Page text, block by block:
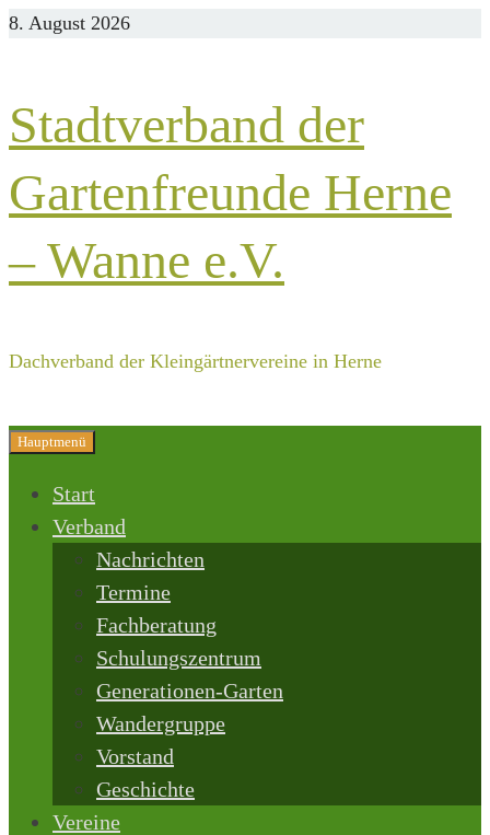
Zurück
8. August 2026
Stadtverband der
Gartenfreunde Herne
– Wanne e.V.
Dachverband der Kleingärtnervereine in Herne
Hauptmenü
Start
Verband
Nachrichten
Termine
Fachberatung
Schulungszentrum
Generationen-Garten
Wandergruppe
Vorstand
Geschichte
Vereine